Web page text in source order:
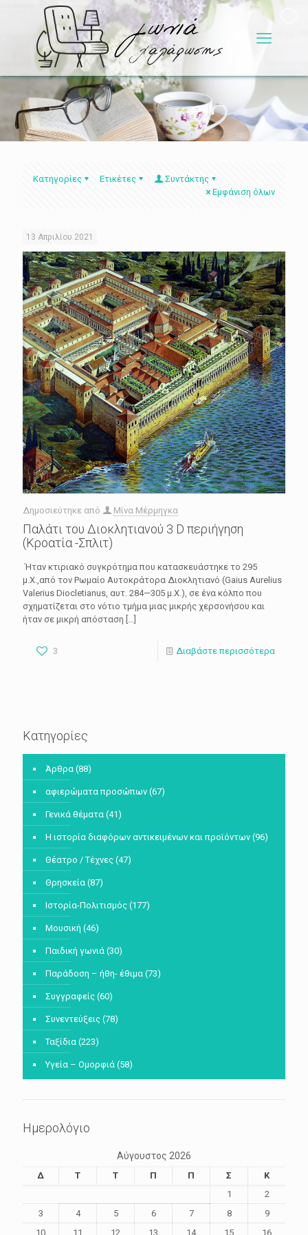
Κατηγορίες Ετικέτες
Συντάκτης
Εμφάνιση όλων
13 Απριλίου 2021
Δημοσιεύτηκε από Μίνα Μέρμηγκα
Παλάτι του Διοκλητιανού 3 D περιήγηση
(Κροατία -Σπλιτ)
Ήταν κτιριακό συγκρότημα που κατασκευάστηκε το 295
μ.Χ.,από τον Ρωμαίο Αυτοκράτορα Διοκλητιανό (Gaius Aurelius
Valerius Diocletianus, αυτ. 284—305 μ.Χ.), σε ένα κόλπο που
σχηματίζεται στο νότιο τμήμα μιας μικρής χερσονήσου και
ήταν σε μικρή απόσταση […]
3 Διαβάστε περισσότερα
Κατηγορίες
Άρθρα (88)
αφιερώματα προσώπων (67)
Γενικά θέματα (41)
Η ιστορία διαφόρων αντικειμένων και προϊόντων (96)
Θέατρο / Τέχνες (47)
Θρησκεία (87)
Ιστορία-Πολιτισμός (177)
Μουσική (46)
Παιδική γωνιά (30)
Παράδοση – ήθη- έθιμα (73)
Συγγραφείς (60)
Συνεντεύξεις (78)
Ταξίδια (223)
Υγεία – Ομορφιά (58)
Ημερολόγιο
Αύγουστος 2026
Δ Τ Τ Π Π Σ
Κ
1
2
3
4 5 6 7 8
9
10
11 12 13 14 15 16